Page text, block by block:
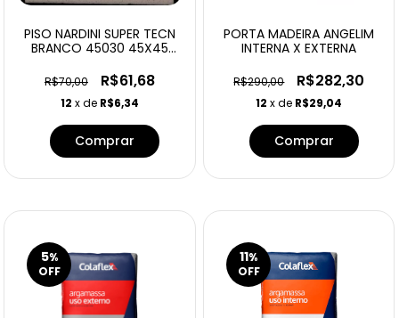
PISO NARDINI SUPER TECN
BRANCO 45030 45X45
R$70,00 R$61,68
12 x de R$6,34
PORTA MADEIRA ANGELIM
INTERNA X EXTERNA
R$290,00 R$282,30
12 x de R$29,04
Comprar
5%
OFF
11%
OFF